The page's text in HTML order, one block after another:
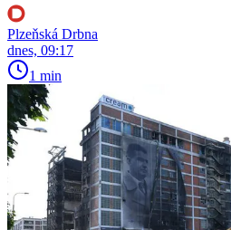
Plzeňská Drbna
dnes, 09:17
1 min